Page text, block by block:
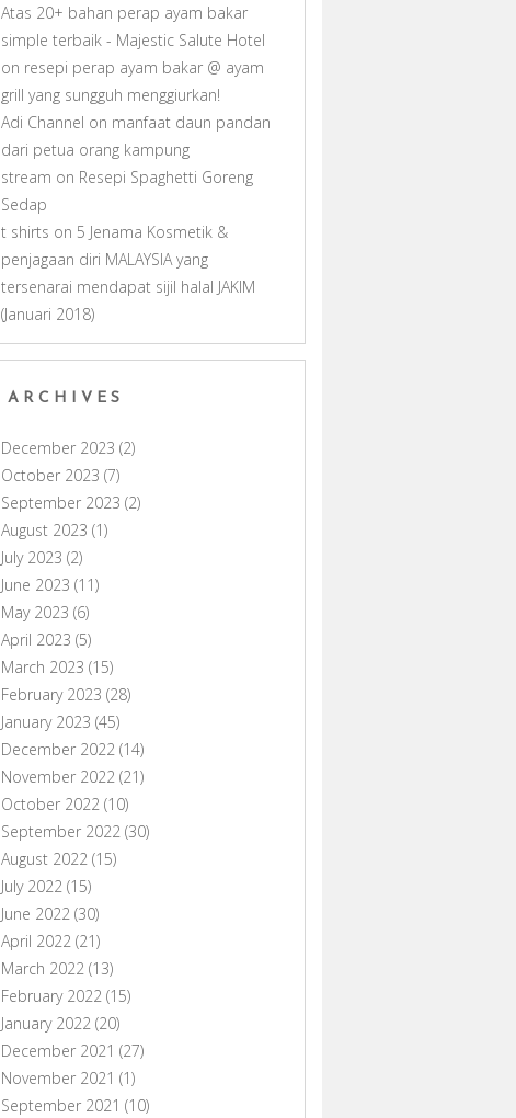
Atas 20+ bahan perap ayam bakar
simple terbaik - Majestic Salute Hotel
on resepi perap ayam bakar @ ayam
grill yang sungguh menggiurkan!
Adi Channel on manfaat daun pandan
dari petua orang kampung
stream on Resepi Spaghetti Goreng
Sedap
t shirts on 5 Jenama Kosmetik &
penjagaan diri MALAYSIA yang
tersenarai mendapat sijil halal JAKIM
(Januari 2018)
ARCHIVES
December 2023 (2)
October 2023 (7)
September 2023 (2)
August 2023 (1)
July 2023 (2)
June 2023 (11)
May 2023 (6)
April 2023 (5)
March 2023 (15)
February 2023 (28)
January 2023 (45)
December 2022 (14)
November 2022 (21)
October 2022 (10)
September 2022 (30)
August 2022 (15)
July 2022 (15)
June 2022 (30)
April 2022 (21)
March 2022 (13)
February 2022 (15)
January 2022 (20)
December 2021 (27)
November 2021 (1)
September 2021 (10)